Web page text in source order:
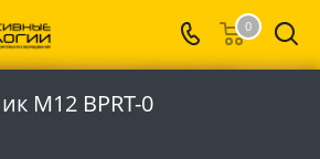
0
M12 BPRT-0